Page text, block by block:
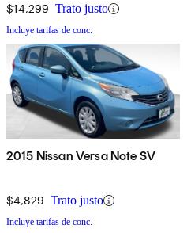
$14,299 Trato justo
Incluye tarifas de conc.
2015 Nissan Versa Note SV
$4,829 Trato justo
Incluye tarifas de conc.